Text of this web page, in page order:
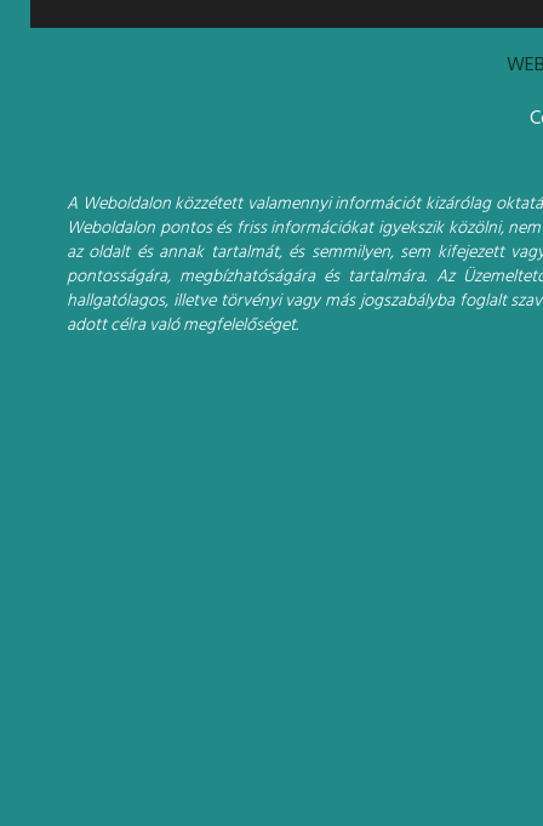
A Weboldalon közzétett valamennyi információt kizárólag
Weboldalon pontos és friss információkat igyekszik közölni,
az oldalt és annak tartalmát, és semmilyen, sem kifejezett
pontosságára, megbízhatóságára és tartalmára. Az
hallgatólagos, illetve törvényi vagy más jogszabályba foglalt
adott célra való megfelelőséget.